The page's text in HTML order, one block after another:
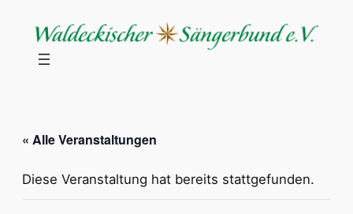
« Alle Veranstaltungen
Diese Veranstaltung hat bereits stattgefunden.